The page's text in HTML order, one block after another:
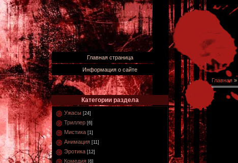
Главная страница
Информация о сайте
Категории раздела
Ужасы [24]
Триллер [6]
Мистика [1]
Анимация [11]
Эротика [12]
Комедия [6]
Главная »